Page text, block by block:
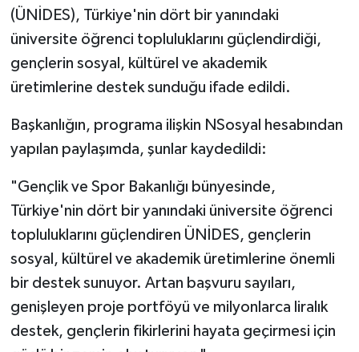
(ÜNİDES), Türkiye'nin dört bir yanındaki
üniversite öğrenci topluluklarını güçlendirdiği,
gençlerin sosyal, kültürel ve akademik
üretimlerine destek sunduğu ifade edildi.
Başkanlığın, programa ilişkin NSosyal hesabından
yapılan paylaşımda, şunlar kaydedildi:
"Gençlik ve Spor Bakanlığı bünyesinde,
Türkiye'nin dört bir yanındaki üniversite öğrenci
topluluklarını güçlendiren ÜNİDES, gençlerin
sosyal, kültürel ve akademik üretimlerine önemli
bir destek sunuyor. Artan başvuru sayıları,
genişleyen proje portföyü ve milyonlarca liralık
destek, gençlerin fikirlerini hayata geçirmesi için